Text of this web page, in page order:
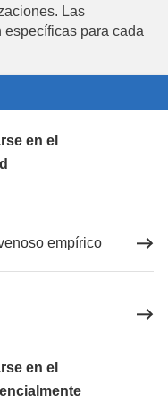
Las
específicas para cada
en el
empírico
en el